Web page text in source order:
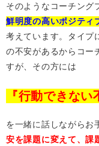
そのようなコーチング
鮮明度の高いポジティ
考えています。タイプ
の不安があるからコー
すが、その方には
『行動できない
を一緒に話しながらお
安を課題に変えて、課